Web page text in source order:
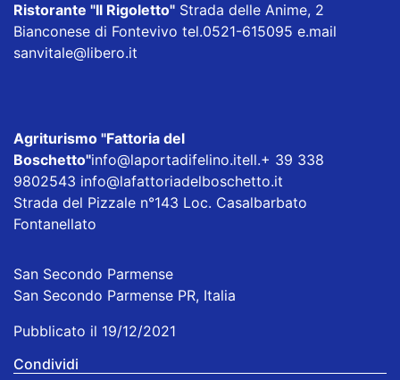
Ristorante "Il Rigoletto" Strada delle Anime, 2
Bianconese di Fontevivo tel.0521-615095 e.mail
sanvitale@libero.it
Agriturismo "Fattoria del
Boschetto"info@laportadifelino.itell.+ 39 338
9802543 info@lafattoriadelboschetto.it
Strada del Pizzale n°143 Loc. Casalbarbato
Fontanellato
San Secondo Parmense
San Secondo Parmense PR, Italia
Pubblicato il 19/12/2021
Condividi